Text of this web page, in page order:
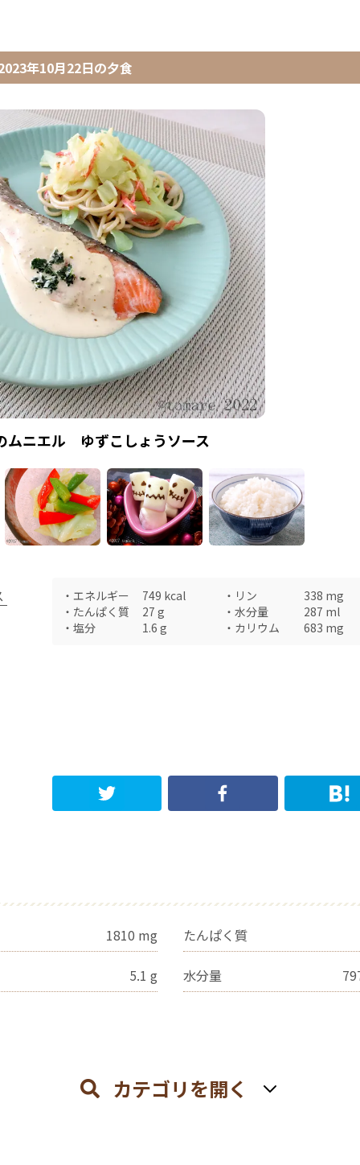
年10月22日の夕食
ムニエル ゆずこしょうソース
・ エネルギー 749 kcal ・ リン 338 mg
・ たんぱく質 27 g ・ 水分量 287 ml
・ 塩分 1.6 g ・ カリウム 683 mg
1810 mg たんぱく質
5.1 g 水分量
カテゴリを開く